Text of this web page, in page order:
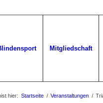
Mitgliedschaft
hier: Startseite / Veranstaltungen /